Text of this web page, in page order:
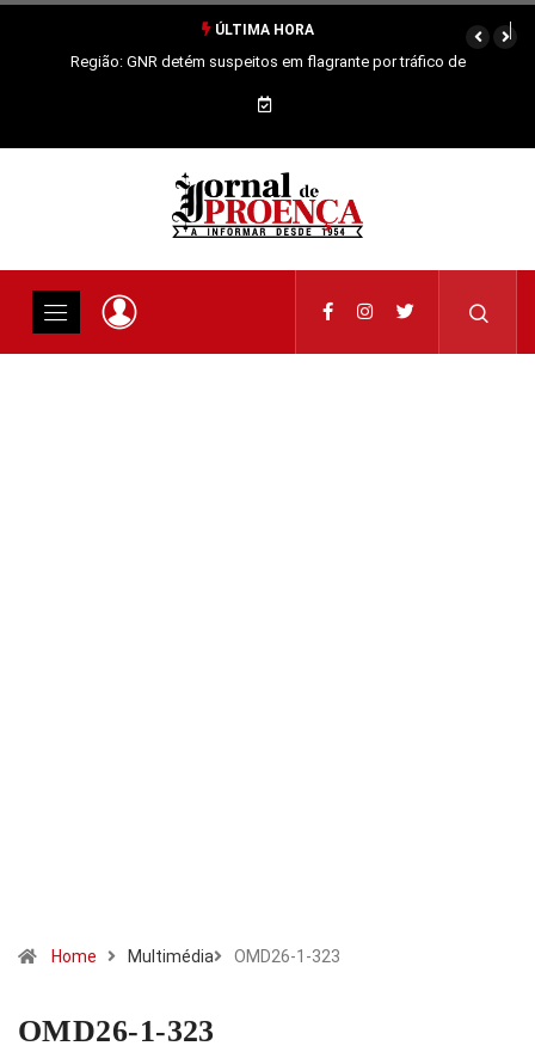
ÚLTIMA HORA
Região: GNR detém suspeitos em flagrante por tráfico de
estupefacientes
Home Multimédia OMD26-1-323
OMD26-1-323